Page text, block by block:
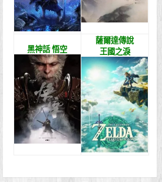
黑神話 悟空
薩爾達傳說
王國之淚